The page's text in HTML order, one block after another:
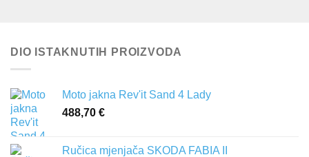
DIO ISTAKNUTIH PROIZVODA
Moto jakna Rev'it Sand 4 Lady
488,70 €
Ručica mjenjača SKODA FABIA II